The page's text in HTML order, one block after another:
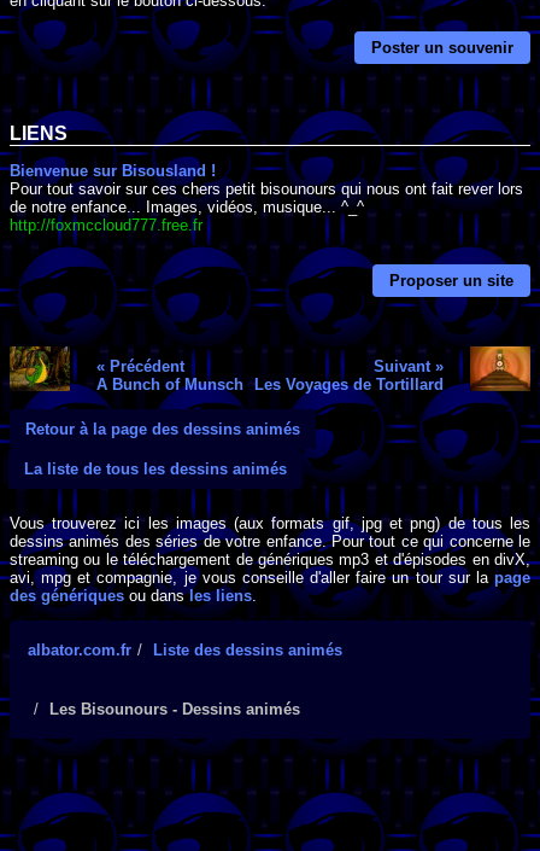
Poster un souvenir
LIENS
Bienvenue sur Bisousland !
Pour tout savoir sur ces chers petit bisounours qui nous ont fait rever lors
de notre enfance... Images, vidéos, musique... ^_^
http://foxmccloud777.free.fr
Proposer un site
« Précédent
A Bunch of Munsch
Suivant »
Les Voyages de Tortillard
Retour à la page des dessins animés
La liste de tous les dessins animés
Vous trouverez ici les images (aux formats gif, jpg et png) de tous les
dessins animés des séries de votre enfance. Pour tout ce qui concerne le
streaming ou le téléchargement de génériques mp3 et d'épisodes en divX,
avi, mpg et compagnie, je vous conseille d'aller faire un tour sur lapage
des génériques ou dansles liens.
albator.com.fr Liste des dessins animés
Les Bisounours - Dessins animés